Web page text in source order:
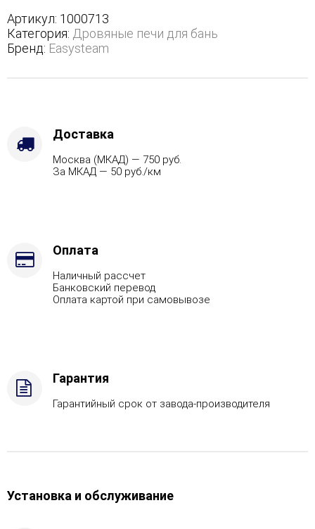
трехстороннем
кожухе
-
Защита
Варианты
кожуха
Змеевик,
321,
Вид
топлива
каменку
Артикул: 1000713
Категория: Дровяные печи для бань
Бренд: Easysteam
Доставка
Москва (МКАД) — 750 руб.
За МКАД — 50 руб./км
Оплата
Наличный рассчет
Банковский перевод
Оплата картой при самовывозе
Гарантия
Гарантийный срок от завода-производителя
Установка и обслуживание